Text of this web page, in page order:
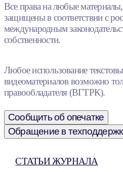
Все права на любые
защищены в соответствии с
международным
собственности.
Любое использование
видеоматериалов возможно
правообладателя (ВГТРК).
Сообщить об опечатке
Обращение в
СТАТЬИ ЖУРНАЛА